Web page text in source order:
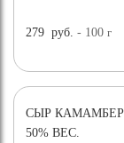
279 руб. - 100г
СЫР КАМАМБЕР
50% ВЕС.